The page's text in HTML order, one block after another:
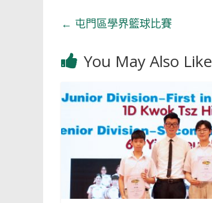
← 屯門區學界籃球比賽
You May Also Like